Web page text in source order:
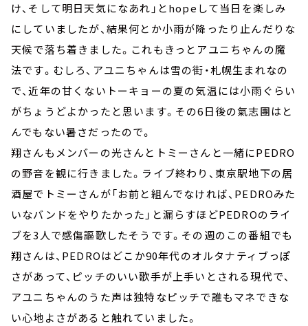
け、そして明日天気になあれ」とhopeして当日を楽しみ
にしていましたが、結果何とか小雨が降ったり止んだりな
天候で落ち着きました。これもきっとアユニちゃんの魔
法です。むしろ、アユニちゃんは雪の街・札幌生まれなの
で、近年の甘くないトーキョーの夏の気温には小雨ぐらい
がちょうどよかったと思います。その6日後の氣志團はと
んでもない暑さだったので。
翔さんもメンバーの光さんとトミーさんと一緒にPEDRO
の野音を観に行きました。ライブ終わり、東京駅地下の居
酒屋でトミーさんが「お前と組んでなければ、PEDROみた
いなバンドをやりたかった」と漏らすほどPEDROのライ
ブを3人で感傷謳歌したそうです。その週のこの番組でも
翔さんは、PEDROはどこか90年代のオルタナティブっぽ
さがあって、ピッチのいい歌手が上手いとされる現代で、
アユニちゃんのうた声は独特なピッチで誰もマネできな
い心地よさがあると触れていました。